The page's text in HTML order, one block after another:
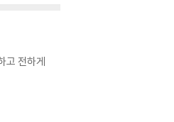
고 전하게